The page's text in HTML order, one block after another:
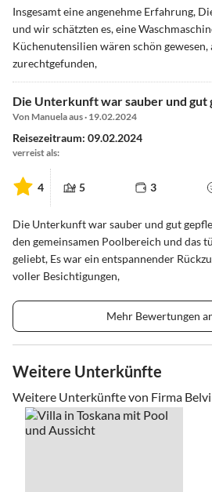
Insgesamt eine angenehme Erfahrung,
und wir schätzten es, eine
Küchenutensilien wären schön
zurechtgefunden,
Die Unterkunft war sauber und gut
Von Manuela aus · 19.02.2024
Reisezeitraum: 09.02.2024
verreist als:
4 5 3
Die Unterkunft war sauber und gut
den gemeinsamen Poolbereich und das
geliebt, Es war ein entspannender
voller Besichtigungen,
Mehr Bewertungen
Weitere Unterkünfte
Weitere Unterkünfte von Firma